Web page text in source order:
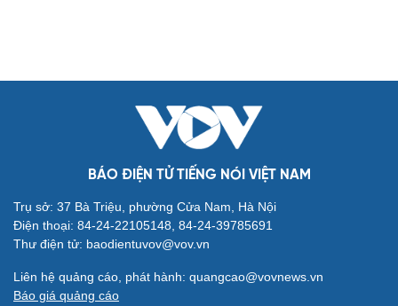
BÁO ĐIỆN TỬ TIẾNG NÓI VIỆT NAM
Trụ sở: 37 Bà Triệu, phường Cửa Nam, Hà Nội
Điện thoại: 84-24-22105148, 84-24-39785691
Thư điện tử: baodientuvov@vov.vn
Liên hệ quảng cáo, phát hành: quangcao@vovnews.vn
Báo giá quảng cáo